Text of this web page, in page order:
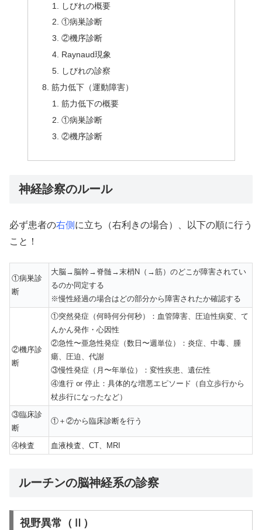
しびれの概要
①病巣診断
②機序診断
Raynaud現象
しびれの診察
筋力低下（運動障害）
筋力低下の概要
①病巣診断
②機序診断
神経診察のルール
必ず患者の右側 に立ち（右利きの場合）、以下の順に行う
こと！
①病巣診
断
大脳→脳幹→脊髄→末梢N（→筋）のどこが障害されてい
るのか同定する
※慢性経過の場合はどの部分から障害されたか確認する
②機序診
断
①突然発症（何時何分何秒）：血管障害、圧迫性病変、て
んかん発作・心因性
②急性〜亜急性発症（数日〜週単位）：炎症、中毒、腫
瘍、圧迫、代謝
③慢性発症（月〜年単位）：変性疾患、遺伝性
④進行 or 停止：具体的な増悪エピソード（自立歩行から
杖歩行になったなど）
③臨床診
断
①＋②から臨床診断を行う
④検査 血液検査、CT、MRI
ルーチンの脳神経系の診察
視野異常（Ⅱ）